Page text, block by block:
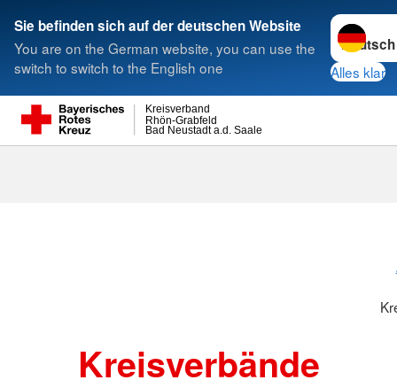
Sie befinden sich auf der deutschen Website
You are on the German website, you can use the
switch to switch to the English one
Sprache
Alles klar
Bad Neustadt a.d. Saale
Rhön-Grabfeld
Kreisverband
Suche
Kreisverbände